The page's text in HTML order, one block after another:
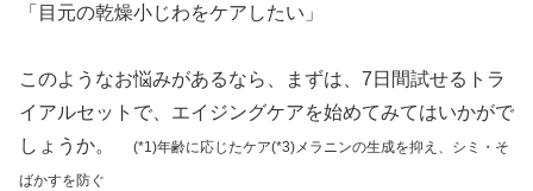
「目元の乾燥小じわをケアしたい」
このようなお悩みがあるなら、まずは、7日間試せるトラ
イアルセットで、エイジングケアを始めてみてはいかがで
しょうか。
(*1)年齢に応じたケア(*3)メラニンの生成を抑え、シミ・そ
ばかすを防ぐ